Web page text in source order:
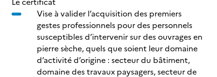
Vise à valider l’acquisition des premiers
gestes professionnels pour des personnels
susceptibles d’intervenir sur des ouvrages en
pierre sèche, quels que soient leur domaine
d’activité d’origine : secteur du bâtiment,
domaine des travaux paysagers, secteur de